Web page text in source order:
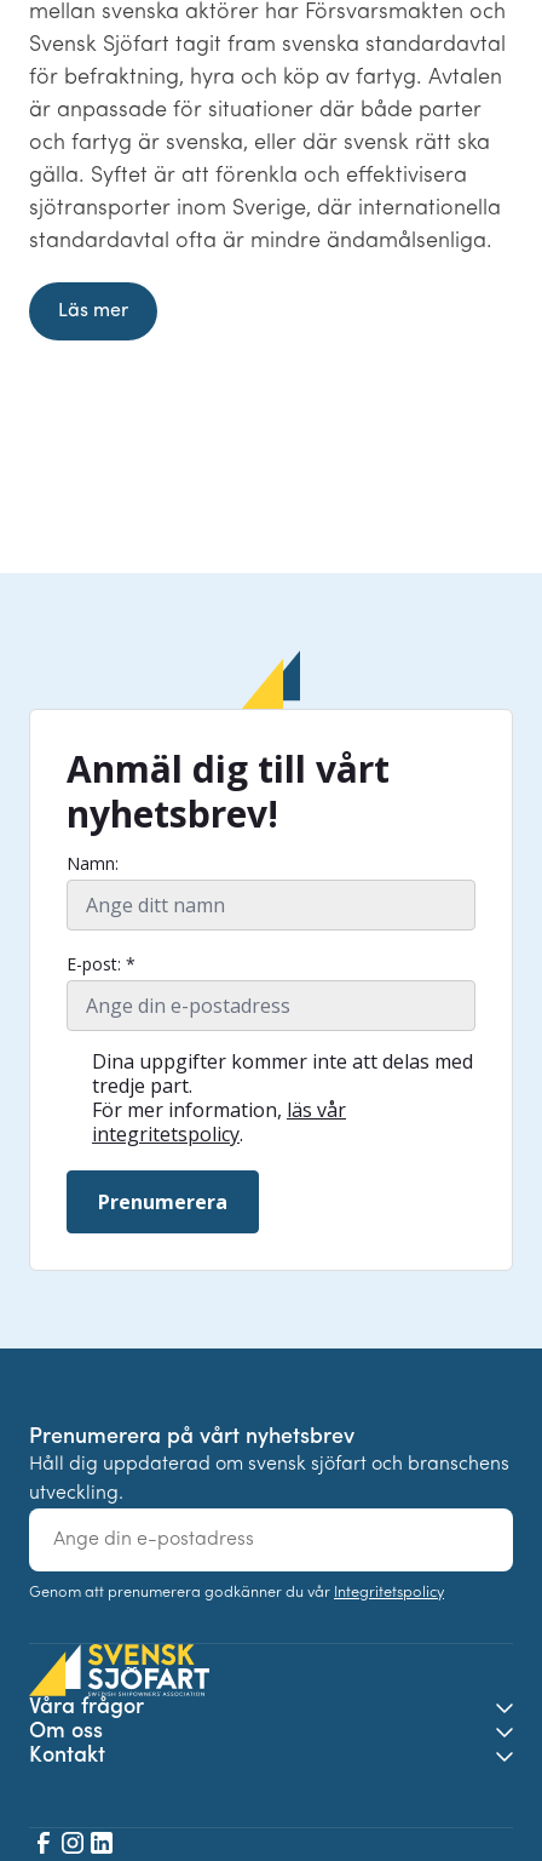
mellan svenska aktörer har Försvarsmakten och
Svensk Sjöfart tagit fram svenska standardavtal
för befraktning, hyra och köp av fartyg. Avtalen
är anpassade för situationer där både parter
och fartyg är svenska, eller där svensk rätt ska
gälla. Syftet är att förenkla och effektivisera
sjötransporter inom Sverige, där internationella
standardavtal ofta är mindre ändamålsenliga.
Läs mer
Anmäl dig till vårt
nyhetsbrev!
Namn:
E-post: *
Dina uppgifter kommer inte att delas med
tredje part.
För mer information, läs vår
integritetspolicy.
Prenumerera
Prenumerera på vårt nyhetsbrev
Håll dig uppdaterad om svensk sjöfart och branschens
utveckling.
E-
post
Genom att prenumerera godkänner du vår Integritetspolicy
Våra frågor
Om oss
Kontakt